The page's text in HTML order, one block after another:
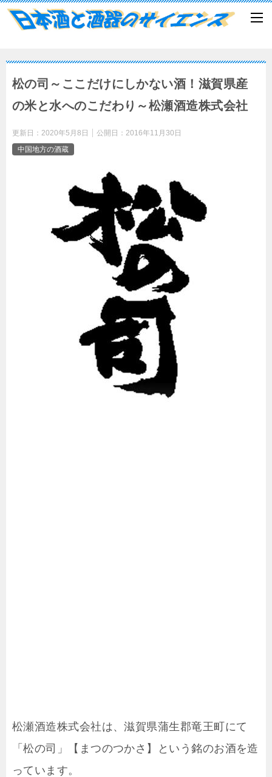
松の司～ここだけにしかない酒！滋賀県産
の米と水へのこだわり～松瀬酒造株式会社
更新日： 2020年5月8日 公開日： 2016年11月30日
中国地方の酒蔵
松瀬酒造株式会社は、滋賀県蒲生郡竜王町にて
「松の司」【まつのつかさ】という銘のお酒を造
っています。